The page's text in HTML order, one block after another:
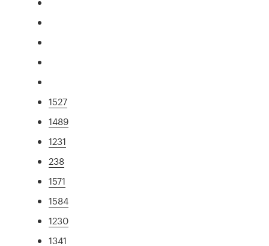
1527
1489
1231
238
1571
1584
1230
1341